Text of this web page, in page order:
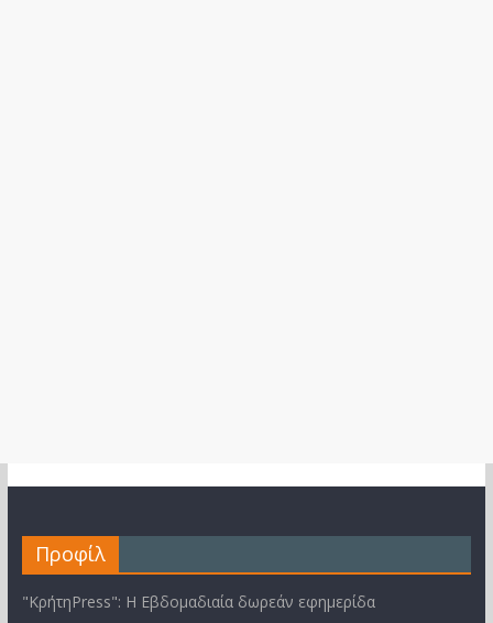
Προφίλ
"ΚρήτηPress": Η Εβδομαδιαία δωρεάν εφημερίδα